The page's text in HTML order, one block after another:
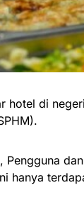
hotel di
Pengguna
hanya